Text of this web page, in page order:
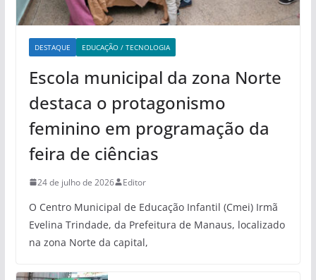
DESTAQUE EDUCAÇÃO / TECNOLOGIA
Escola municipal da zona Norte
destaca o protagonismo
feminino em programação da
feira de ciências
24 de julho de 2026 Editor
O Centro Municipal de Educação Infantil (Cmei) Irmã
Evelina Trindade, da Prefeitura de Manaus, localizado
na zona Norte da capital,